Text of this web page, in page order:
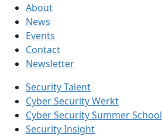
About
News
Events
Contact
Newsletter
Security Talent
Cyber Security Werkt
Cyber Security Summer School
Security Insight